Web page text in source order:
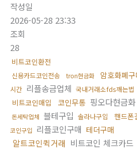
작성일
2026-05-28 23:33
조회
28
비트코인환전
신용카드코인전송 tron현금화 암호화폐
시간 리플송금업체 국내거래소fds깨는법
비트코인매입 코인무통 핑오다현금화
돈세탁업체 블테구입 솔라나구입 핸드폰
코인구입 리플코인구매 테더구매
알트코인퀵거래 비트코인 체크카드